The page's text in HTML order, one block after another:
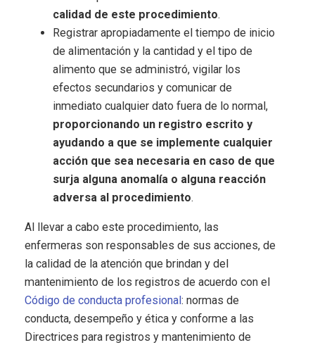
calidad de este procedimiento.
Registrar apropiadamente el tiempo de inicio
de alimentación y la cantidad y el tipo de
alimento que se administró, vigilar los
efectos secundarios y comunicar de
inmediato cualquier dato fuera de lo normal,
proporcionando un registro escrito y
ayudando a que se implemente cualquier
acción que sea necesaria en caso de que
surja alguna anomalía o alguna reacción
adversa al procedimiento.
Al llevar a cabo este procedimiento, las
enfermeras son responsables de sus acciones, de
la calidad de la atención que brindan y del
mantenimiento de los registros de acuerdo con el
Código de conducta profesional: normas de
conducta, desempeño y ética y conforme a las
Directrices para registros y mantenimiento de